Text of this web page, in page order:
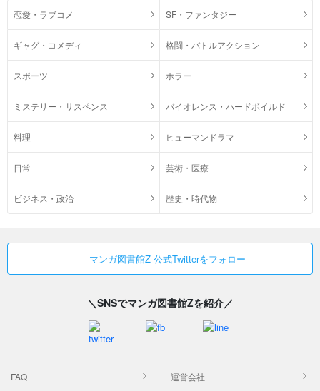
恋愛・ラブコメ SF・ファンタジー
ギャグ・コメディ 格闘・バトルアクション
スポーツ ホラー
ミステリー・サスペンス バイオレンス・ハードボイルド
料理 ヒューマンドラマ
日常 芸術・医療
ビジネス・政治 歴史・時代物
マンガ図書館Z 公式Twitterをフォロー
＼SNSでマンガ図書館Zを紹介／
FAQ 運営会社